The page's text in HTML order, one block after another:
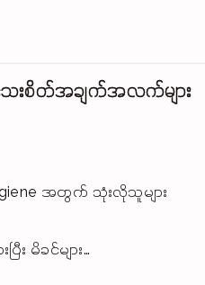
းစိတ်အချက်အလက်များ
အတွက် သုံးလိုသူများ
း မိခင်များ